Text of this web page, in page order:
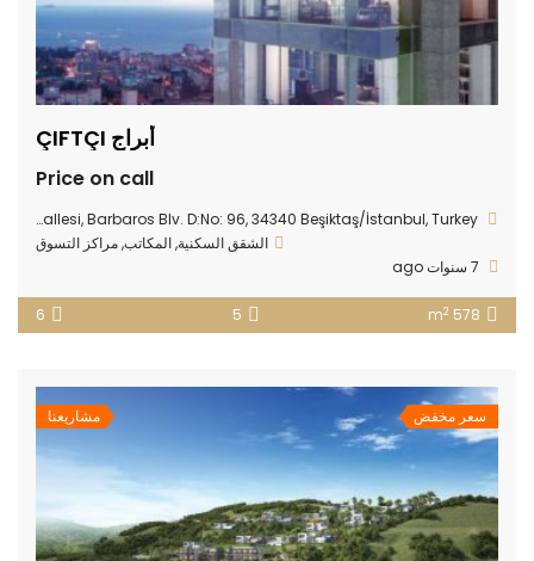
أبراج ÇIFTÇI
Price on call
Nisbetiye Mahallesi, Barbaros Blv. D:No: 96, 34340 Beşiktaş/İstanbul, Turkey
الشقق السكنية,المكاتب,مراكز التسوق
578 m
2
5
6
سعر مخفض مشاريعنا